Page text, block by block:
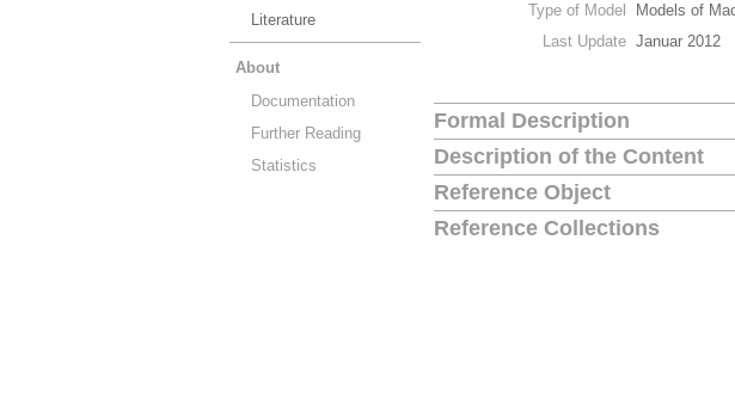
Literature
About
Documentation
Further Reading
Statistics
Type of Model
Models of
Last Update Januar 2012
Formal Description
Description of the Content
Reference Object
Reference Collections